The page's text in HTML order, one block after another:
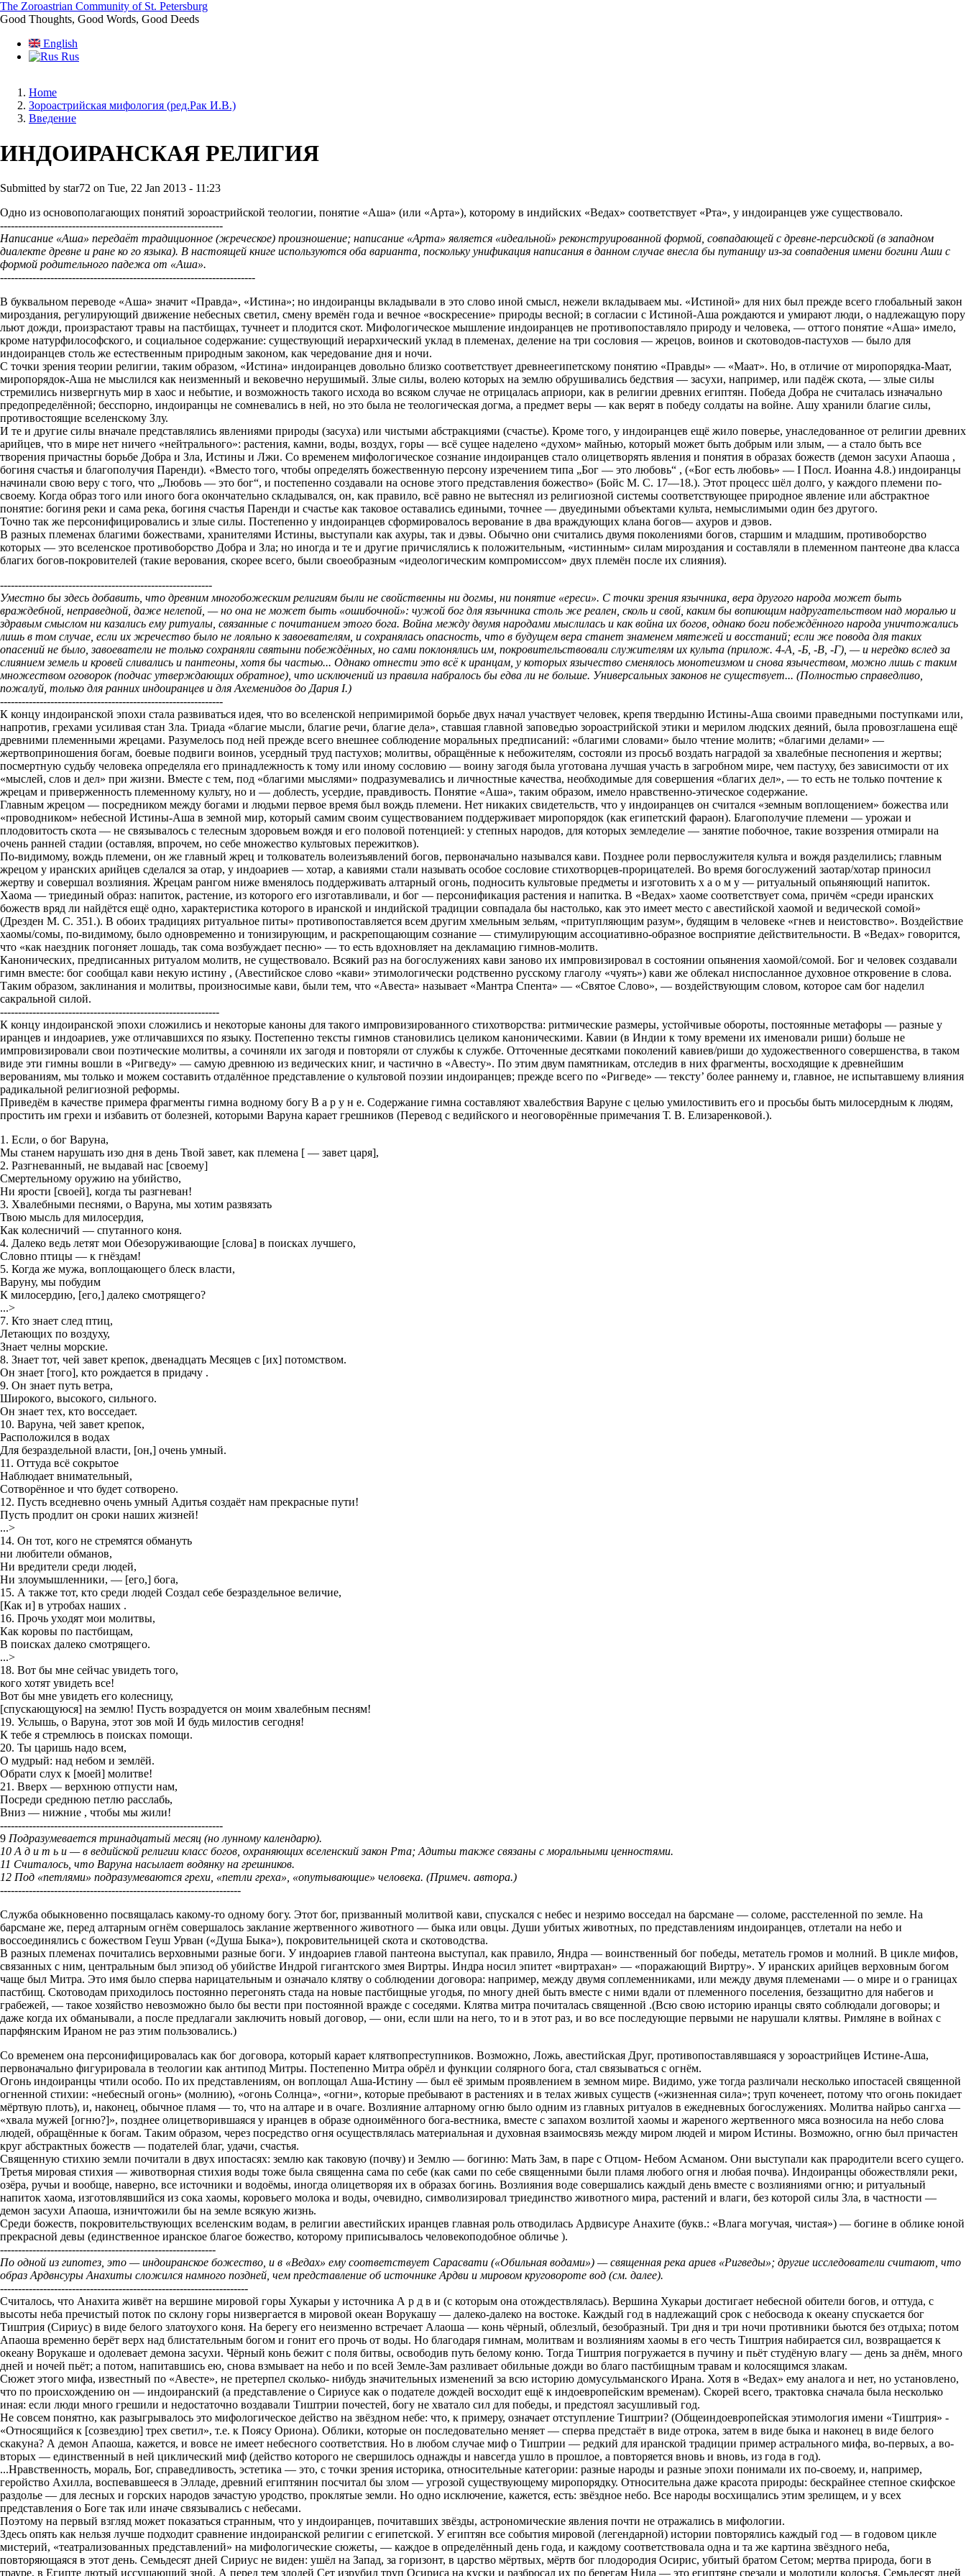
Skip
to
content
The Zoroastrian Community of St. Petersburg
Good Thoughts, Good Words, Good Deeds
English
Rus
Breadcrumb
Home
Зороастрийская мифология (ред.Рак И.В.)
Введение
ИНДОИРАНСКАЯ РЕЛИГИЯ
Submitted by star72 on Tue, 22 Jan 2013 - 11:23
Одно из основополагающих понятий зороастрийской теологии, понятие «Аша» (или «Арта»), которому в индийских «Ведах» соответствует «Рта», у индоиранцев уже существовало.
--------------------------------------------------------------
Написание «Аша» передаёт традиционное (жреческое) произношение; написание «Арта» является «идеальной» реконструированной формой, совпадающей с древне-персидской (в западном
диалекте древне и ране ко го языка). В настоящей книге используются оба варианта, поскольку унификация написания в данном случае внесла бы путаницу из-за совпадения имени богини Аши с
формой родительного падежа от «Аша».
-----------------------------------------------------------------------
В буквальном переводе «Аша» значит «Правда», «Истина»; но индоиранцы вкладывали в это слово иной смысл, нежели вкладываем мы. «Истиной» для них был прежде всего глобальный закон
мироздания, регулирующий движение небесных светил, смену времён года и вечное «воскресение» природы весной; в согласии с Истиной-Аша рождаются и умирают люди, о надлежащую пору
льют дожди, произрастают травы на пастбищах, тучнеет и плодится скот. Мифологическое мышление индоиранцев не противопоставляло природу и человека, — оттого понятие «Аша» имело,
кроме натурфилософского, и социальное содержание: существующий иерархический уклад в племенах, деление на три сословия — жрецов, воинов и скотоводов-пастухов — было для
индоиранцев столь же естественным природным законом, как чередование дня и ночи.
С точки зрения теории религии, таким образом, «Истина» индоиранцев довольно близко соответствует древнеегипетскому понятию «Правды» — «Маат». Но, в отличие от миропорядка-Маат,
миропорядок-Аша не мыслился как неизменный и вековечно нерушимый. Злые силы, волею которых на землю обрушивались бедствия — засухи, например, или падёж скота, — злые силы
стремились низвергнуть мир в хаос и небытие, и возможность такого исхода во всяком случае не отрицалась априори, как в религии древних египтян. Победа Добра не считалась изначально
предопределённой; бесспорно, индоиранцы не сомневались в ней, но это была не теологическая догма, а предмет веры — как верят в победу солдаты на войне. Ашу хранили благие силы,
противостоящие вселенскому Злу.
И те и другие силы вначале представлялись явлениями природы (засуха) или чистыми абстракциями (счастье). Кроме того, у индоиранцев ещё жило поверье, унаследованное от религии древних
арийцев, что в мире нет ничего «нейтрального»: растения, камни, воды, воздух, горы — всё сущее наделено «духом» майнью, который может быть добрым или злым, — а стало быть все
творения причастны борьбе Добра и Зла, Истины и Лжи. Со временем мифологическое сознание индоиранцев стало олицетворять явления и понятия в образах божеств (демон засухи Апаоша ,
богиня счастья и благополучия Паренди). «Вместо того, чтобы определять божественную персону изречением типа „Бог — это любовь“ , («Бог есть любовь» — I Посл. Иоанна 4.8.) индоиранцы
начинали свою веру с того, что „Любовь — это бог“, и постепенно создавали на основе этого представления божество» (Бойс М. С. 17—18.). Этот процесс шёл долго, у каждого племени по-
своему. Когда образ того или иного бога окончательно складывался, он, как правило, всё равно не вытеснял из религиозной системы соответствующее природное явление или абстрактное
понятие: богиня реки и сама река, богиня счастья Паренди и счастье как таковое оставались едиными, точнее — двуедиными объектами культа, немыслимыми один без другого.
Точно так же персонифицировались и злые силы. Постепенно у индоиранцев сформировалось верование в два враждующих клана богов— ахуров и дэвов.
В разных племенах благими божествами, хранителями Истины, выступали как ахуры, так и дэвы. Обычно они считались двумя поколениями богов, старшим и младшим, противоборство
которых — это вселенское противоборство Добра и Зла; но иногда и те и другие причислялись к положительным, «истинным» силам мироздания и составляли в племенном пантеоне два класса
благих богов-покровителей (такие верования, скорее всего, были своеобразным «идеологическим компромиссом» двух племён после их слияния).
-----------------------------------------------------------
Уместно бы здесь добавить, что древним многобожеским религиям были не свойственны ни догмы, ни понятие «ереси». С точки зрения язычника, вера другого народа может быть
враждебной, неправедной, даже нелепой, — но она не может быть «ошибочной»: чужой бог для язычника столь же реален, сколь и свой, каким бы вопиющим надругательством над моралью и
здравым смыслом ни казались ему ритуалы, связанные с почитанием этого бога. Война между двумя народами мыслилась и как война их богов, однако боги побеждённого народа уничтожались
лишь в том случае, если их жречество было не лояльно к завоевателям, и сохранялась опасность, что в будущем вера станет знаменем мятежей и восстаний; если же повода для таких
опасений не было, завоеватели не только сохраняли святыни побеждённых, но сами поклонялись им, покровительствовали служителям их культа (прилож. 4-А, -Б, -В, -Г), — и нередко вслед за
слиянием земель и кровей сливались и пантеоны, хотя бы частью... Однако отнести это всё к иранцам, у которых язычество сменялось монотеизмом и снова язычеством, можно лишь с таким
множеством оговорок (подчас утверждающих обратное), что исключений из правила набралось бы едва ли не больше. Универсальных законов не существует... (Полностью справедливо,
пожалуй, только для ранних индоиранцев и для Ахеменидов до Дария I.)
--------------------------------------------------------------
К концу индоиранской эпохи стала развиваться идея, что во вселенской непримиримой борьбе двух начал участвует человек, крепя твердыню Истины-Аша своими праведными поступками или,
напротив, грехами усиливая стан Зла. Триада «благие мысли, благие речи, благие дела», ставшая главной заповедью зороастрийской этики и мерилом людских деяний, была провозглашена ещё
древними племенными жрецами. Разумелось под ней прежде всего внешнее соблюдение моральных предписаний: «благими словами» было чтение молитв; «благими делами» —
жертвоприношения богам, боевые подвиги воинов, усердный труд пастухов; молитвы, обращённые к небожителям, состояли из просьб воздать наградой за хвалебные песнопения и жертвы;
посмертную судьбу человека определяла его принадлежность к тому или иному сословию — воину загодя была уготована лучшая участь в загробном мире, чем пастуху, без зависимости от их
«мыслей, слов и дел» при жизни. Вместе с тем, под «благими мыслями» подразумевались и личностные качества, необходимые для совершения «благих дел», — то есть не только почтение к
жрецам и приверженность племенному культу, но и — доблесть, усердие, правдивость. Понятие «Аша», таким образом, имело нравственно-этическое содержание.
Главным жрецом — посредником между богами и людьми первое время был вождь племени. Нет никаких свидетельств, что у индоиранцев он считался «земным воплощением» божества или
«проводником» небесной Истины-Аша в земной мир, который самим своим существованием поддерживает миропорядок (как египетский фараон). Благополучие племени — урожаи и
плодовитость скота — не связывалось с телесным здоровьем вождя и его половой потенцией: у степных народов, для которых земледелие — занятие побочное, такие воззрения отмирали на
очень ранней стадии (оставляя, впрочем, но себе множество культовых пережитков).
По-видимому, вождь племени, он же главный жрец и толкователь волеизъявлений богов, первоначально назывался кави. Позднее роли первослужителя культа и вождя разделились; главным
жрецом у иранских арийцев сделался за отар, у индоариев — хотар, а кавиями стали называть особое сословие стихотворцев-прорицателей. Во время богослужений заотар/хотар приносил
жертву и совершал возлияния. Жрецам рангом ниже вменялось поддерживать алтарный огонь, подносить культовые предметы и изготовить х а о м у — ритуальный опьяняющий напиток.
Хаома — триединый образ: напиток, растение, из которого его изготавливали, и бог — персонификация растения и напитка. В «Ведах» хаоме соответствует сома, причём «среди иранских
божеств вряд ли найдётся ещё одно, характеристика которого в иранской и индийской традиции совпадала бы настолько, как это имеет место с авестийской хаомой и ведической сомой»
(Дрезден М. С. 351.). В обоих традициях ритуальное питы» противопоставляется всем другим хмельным зельям, «притупляющим разум», будящим в человеке «гнев и неистовство». Воздействие
хаомы/сомы, по-видимому, было одновременно и тонизирующим, и раскрепощающим сознание — стимулирующим ассоциативно-образное восприятие действительности. В «Ведах» говорится,
что «как наездник погоняет лошадь, так сома возбуждает песню» — то есть вдохновляет на декламацию гимнов-молитв.
Канонических, предписанных ритуалом молитв, не существовало. Всякий раз на богослужениях кави заново их импровизировал в состоянии опьянения хаомой/сомой. Бог и человек создавали
гимн вместе: бог сообщал кави некую истину , (Авестийское слово «кави» этимологически родственно русскому глаголу «чуять») кави же облекал ниспосланное духовное откровение в слова.
Таким образом, заклинания и молитвы, произносимые кави, были тем, что «Авеста» называет «Мантра Спента» — «Святое Слово», — воздействующим словом, которое сам бог наделил
сакральной силой.
-------------------------------------------------------------
К концу индоиранской эпохи сложились и некоторые каноны для такого импровизированного стихотворства: ритмические размеры, устойчивые обороты, постоянные метафоры — разные у
иранцев и индоариев, уже отличавшихся по языку. Постепенно тексты гимнов становились целиком каноническими. Кавии (в Индии к тому времени их именовали риши) больше не
импровизировали свои поэтические молитвы, а сочиняли их загодя и повторяли от службы к службе. Отточенные десятками поколений кавиев/риши до художественного совершенства, в таком
виде эти гимны вошли в «Ригведу» — самую древнюю из ведических книг, и частично в «Авесту». По этим двум памятникам, отследив в них фрагменты, восходящие к древнейшим
верованиям, мы только и можем составить отдалённое представление о культовой поэзии индоиранцев; прежде всего по «Ригведе» — тексту’ более раннему и, главное, не испытавшему влияния
радикальной религиозной реформы.
Приведём в качестве примера фрагменты гимна водному богу В а р у н е. Содержание гимна составляют хвалебствия Варуне с целью умилостивить его и просьбы быть милосердным к людям,
простить им грехи и избавить от болезней, которыми Варуна карает грешников (Перевод с ведийского и неоговорённые примечания Т. В. Елизаренковой.).
1. Если, о бог Варуна,
Мы станем нарушать изо дня в день Твой завет, как племена [ — завет царя],
2. Разгневанный, не выдавай нас [своему]
Смертельному оружию на убийство,
Ни ярости [своей], когда ты разгневан!
3. Хвалебными песнями, о Варуна, мы хотим развязать
Твою мысль для милосердия,
Как колесничий — спутанного коня.
4. Далеко ведь летят мои Обезоруживающие [слова] в поисках лучшего,
Словно птицы — к гнёздам!
5. Когда же мужа, воплощающего блеск власти,
Варуну, мы побудим
К милосердию, [его,] далеко смотрящего?
...>
7. Кто знает след птиц,
Летающих по воздуху,
Знает челны морские.
8. Знает тот, чей завет крепок, двенадцать Месяцев с [их] потомством.
Он знает [того], кто рождается в придачу .
9. Он знает путь ветра,
Широкого, высокого, сильного.
Он знает тех, кто восседает.
10. Варуна, чей завет крепок,
Расположился в водах
Для безраздельной власти, [он,] очень умный.
11. Оттуда всё сокрытое
Наблюдает внимательный,
Сотворённое и что будет сотворено.
12. Пусть вседневно очень умный Адитья создаёт нам прекрасные пути!
Пусть продлит он сроки наших жизней!
...>
14. Он тот, кого не стремятся обмануть
ни любители обманов,
Ни вредители среди людей,
Ни злоумышленники, — [его,] бога,
15. А также тот, кто среди людей Создал себе безраздельное величие,
[Как и] в утробах наших .
16. Прочь уходят мои молитвы,
Как коровы по пастбищам,
В поисках далеко смотрящего.
...>
18. Вот бы мне сейчас увидеть того,
кого хотят увидеть все!
Вот бы мне увидеть его колесницу,
[спускающуюся] на землю! Пусть возрадуется он моим хвалебным песням!
19. Услышь, о Варуна, этот зов мой И будь милостив сегодня!
К тебе я стремлюсь в поисках помощи.
20. Ты царишь надо всем,
О мудрый: над небом и землёй.
Обрати слух к [моей] молитве!
21. Вверх — верхнюю отпусти нам,
Посреди среднюю петлю расслабь,
Вниз — нижние , чтобы мы жили!
--------------------------------------------------------------
9 Подразумевается тринадцатый месяц (но лунному календарю).
10 А д и т ь и — в ведийской религии класс богов, охраняющих вселенский закон Рта; Адитьи также связаны с моральными ценностями.
11 Считалось, что Варуна насылает водянку на грешников.
12 Под «петлями» подразумеваются грехи, «петли греха», «опутывающие» человека. (Примеч. автора.)
-------------------------------------------------------------------
Служба обыкновенно посвящалась какому-то одному богу. Этот бог, призванный молитвой кави, спускался с небес и незримо восседал на барсмане — соломе, расстеленной по земле. На
барсмане же, перед алтарным огнём совершалось заклание жертвенного животного — быка или овцы. Души убитых животных, по представлениям индоиранцев, отлетали на небо и
воссоединялись с божеством Геуш Урван («Душа Быка»), покровительницей скота и скотоводства.
В разных племенах почитались верховными разные боги. У индоариев главой пантеона выступал, как правило, Яндра — воинственный бог победы, метатель громов и молний. В цикле мифов,
связанных с ним, центральным был эпизод об убийстве Индрой гигантского змея Виртры. Индра носил эпитет «виртрахан» — «поражающий Виртру». У иранских арийцев верховным богом
чаще был Митра. Это имя было сперва нарицательным и означало клятву о соблюдении договора: например, между двумя соплеменниками, или между двумя племенами — о мире и о границах
пастбищ. Скотоводам приходилось постоянно перегонять стада на новые пастбищные угодья, по многу дней быть вместе с ними вдали от племенного поселения, беззащитно для набегов и
грабежей, — такое хозяйство невозможно было бы вести при постоянной вражде с соседями. Клятва митра почиталась священной .(Всю свою историю иранцы свято соблюдали договоры; и
даже когда их обманывали, а после предлагали заключить новый договор, — они, если шли на него, то и в этот раз, и во все последующие первыми не нарушали клятвы. Римляне в войнах с
парфянским Ираном не раз этим пользовались.)
Со временем она персонифицировалась как бог договора, который карает клятвопреступников. Возможно, Ложь, авестийская Друг, противопоставлявшаяся у зороастрийцев Истине-Аша,
первоначально фигурировала в теологии как антипод Митры. Постепенно Митра обрёл и функции солярного бога, стал связываться с огнём.
Огонь индоиранцы чтили особо. По их представлениям, он воплощал Аша-Истину — был её зримым проявлением в земном мире. Видимо, уже тогда различали несколько ипостасей священной
огненной стихии: «небесный огонь» (молнию), «огонь Солнца», «огни», которые пребывают в растениях и в телах живых существ («жизненная сила»; труп коченеет, потому что огонь покидает
мёртвую плоть), и, наконец, обычное пламя — то, что на алтаре и в очаге. Возлияние алтарному огню было одним из главных ритуалов в ежедневных богослужениях. Молитва найрьо сангха —
«хвала мужей [огню?]», позднее олицетворившаяся у иранцев в образе одноимённого бога-вестника, вместе с запахом возлитой хаомы и жареного жертвенного мяса возносила на небо слова
людей, обращённые к богам. Таким образом, через посредство огня осуществлялась материальная и духовная взаимосвязь между миром людей и миром Истины. Возможно, огню был причастен
круг абстрактных божеств — подателей благ, удачи, счастья.
Священную стихию земли почитали в двух ипостасях: землю как таковую (почву) и Землю — богиню: Мать Зам, в паре с Отцом- Небом Асманом. Они выступали как прародители всего сущего.
Третья мировая стихия — животворная стихия воды тоже была священна сама по себе (как сами по себе священными были пламя любого огня и любая почва). Индоиранцы обожествляли реки,
озёра, ручьи и вообще, наверно, все источники и водоёмы, иногда олицетворяя их в образах богинь. Возлияния воде совершались каждый день вместе с возлияниями огню; и ритуальный
напиток хаома, изготовлявшийся из сока хаомы, коровьего молока и воды, очевидно, символизировал триединство животного мира, растений и влаги, без которой силы Зла, в частности —
демон засухи Апаоша, изничтожили бы на земле всякую жизнь.
Среди божеств, покровительствующих вселенским водам, в религии авестийских иранцев главная роль отводилась Ардвисуре Анахите (букв.: «Влага могучая, чистая») — богине в облике юной
прекрасной девы (единственное иранское благое божество, которому приписывалось человекоподобное обличье ).
------------------------------------------------------------
По одной из гипотез, это — индоиранское божество, и в «Ведах» ему соответствует Сарасвати («Обильная водами») — священная река ариев «Ригведы»; другие исследователи считают, что
образ Ардвнсуры Анахиты сложился намного поздней, чем представление об источнике Ардви и мировом круговороте вод (см. далее).
---------------------------------------------------------------------
Считалось, что Анахита живёт на вершине мировой горы Хукарьи у источника А р д в и (с которым она отождествлялась). Вершина Хукарьи достигает небесной обители богов, и оттуда, с
высоты неба пречистый поток по склону горы низвергается в мировой океан Ворукашу — далеко-далеко на востоке. Каждый год в надлежащий срок с небосвода к океану спускается бог
Тиштрия (Сириус) в виде белого златоухого коня. На берегу его неизменно встречает Алаоша — конь чёрный, облезлый, безобразный. Три дня и три ночи противники бьются без отдыха; потом
Апаоша временно берёт верх над блистательным богом и гонит его прочь от воды. Но благодаря гимнам, молитвам и возлияниям хаомы в его честь Тиштрия набирается сил, возвращается к
океану Ворукаше и одолевает демона засухи. Чёрный конь бежит с поля битвы, освободив путь белому коню. Тогда Тиштрия погружается в пучину и пьёт студёную влагу — день за днём, много
дней и ночей пьёт; а потом, напитавшись ею, снова взмывает на небо и по всей Земле-Зам разливает обильные дожди во благо пастбищным травам и колосящимся злакам.
Сюжет этого мифа, известный по «Авесте», не претерпел сколько- нибудь значительных изменений за всю историю домусульманского Ирана. Хотя в «Ведах» ему аналога и нет, но установлено,
что по происхождению он — индоиранский (а представление о Сириусе как о подателе дождей восходит ещё к индоевропейским временам). Скорей всего, трактовка сначала была несколько
иная: если люди много грешили и недостаточно воздавали Тиштрии почестей, богу не хватало сил для победы, и предстоял засушливый год.
Не совсем понятно, как разыгрывалось это мифологическое действо на звёздном небе: что, к примеру, означает отступление Тиштрии? (Общеиндоевропейская этимология имени «Тиштрия» -
«Относящийся к [созвездию] трех светил», т.е. к Поясу Ориона). Облики, которые он последовательно меняет — сперва предстаёт в виде отрока, затем в виде быка и наконец в виде белого
скакуна? А демон Апаоша, кажется, и вовсе не имеет небесного соответствия. Но в любом случае миф о Тиштрии — редкий для иранской традиции пример астрального мифа, во-первых, а во-
вторых — единственный в ней циклический миф (действо которого не свершилось однажды и навсегда ушло в прошлое, а повторяется вновь и вновь, из года в год).
...Нравственность, мораль, Бог, справедливость, эстетика — это, с точки зрения историка, относительные категории: разные народы и разные эпохи понимали их по-своему, и, например,
геройство Ахилла, воспевавшееся в Элладе, древний египтянин посчитал бы злом — угрозой существующему миропорядку. Относительна даже красота природы: бескрайнее степное скифское
раздолье — для лесных и горских народов зачастую уродство, проклятые земли. Но одно исключение, кажется, есть: звёздное небо. Все народы восхищались этим зрелищем, и у всех
представления о Боге так или иначе связывались с небесами.
Поэтому на первый взгляд может показаться странным, что у индоиранцев, почитавших звёзды, астрономические явления почти не отражались в мифологии.
Здесь опять как нельзя лучше подходит сравнение индоиранской религии с египетской. У египтян все события мировой (легендарной) истории повторялись каждый год — в годовом цикле
мистерий, «театрализованных представлений» на мифологические сюжеты, — каждое в определённый день года, и каждому соответствовала одна и та же картина звёздного неба,
повторяющаяся в этот день. Семьдесят дней Сириус не виден: ушёл на Запад, за горизонт, в царство мёртвых, мёртв бог плодородия Осирис, убитый братом Сетом; мертва природа, боги в
трауре, в Египте лютый иссушающий зной. А перед тем злодей Сет изрубил труп Осириса на куски и разбросал их по берегам Нила — это египтяне срезали и молотили колосья. Семьдесят дней